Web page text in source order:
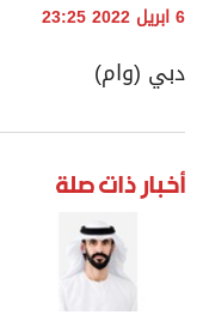
6 ابريل 2022 23:25
دبي (وام)
أخبار ذات صلة